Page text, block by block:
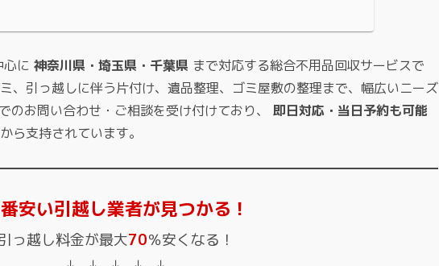
に 神奈川県・埼玉県・千葉県 まで対応する総合不用品回収サービスで
、引っ越しに伴う片付け、遺品整理、ゴミ屋敷の整理まで、幅広いニーズ
のお問い合わせ・ご相談を受け付けており、 即日対応・当日予約も可能
ら支持されています。
安い引越し業者が見つかる！
っ越し料金が最大70％安くなる！